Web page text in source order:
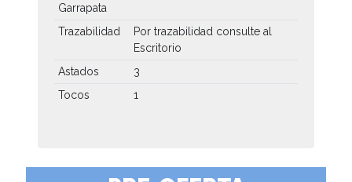
Garrapata
Trazabilidad
Por trazabilidad consulte al
Escritorio
Astados
3
Tocos
1